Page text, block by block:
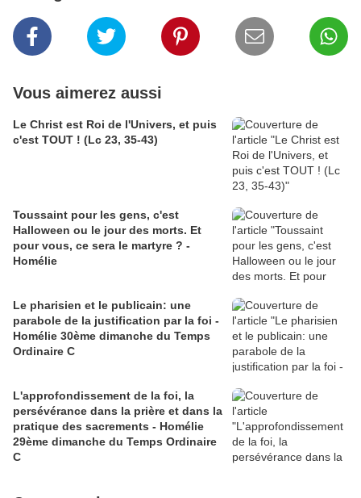
Vous aimerez aussi
Le Christ est Roi de l'Univers, et puis
c'est TOUT ! (Lc 23, 35-43)
Toussaint pour les gens, c'est
Halloween ou le jour des morts. Et
pour vous, ce sera le martyre ? -
Homélie
Le pharisien et le publicain: une
parabole de la justification par la foi -
Homélie 30ème dimanche du Temps
Ordinaire C
L'approfondissement de la foi, la
persévérance dans la prière et dans la
pratique des sacrements - Homélie
29ème dimanche du Temps Ordinaire
C